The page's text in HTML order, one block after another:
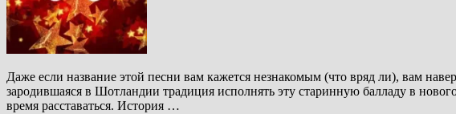
Даже если название этой песни вам кажется незнакомым (что вряд ли), вам
зародившаяся в Шотландии традиция исполнять эту старинную балладу в
время расставаться. История …